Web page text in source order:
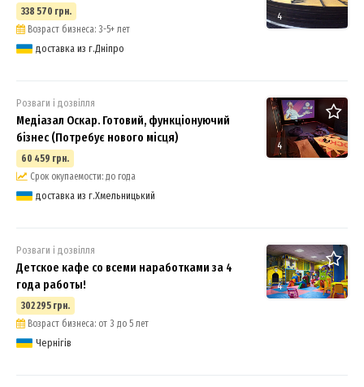
4
338 570 грн.
Возраст бизнеса: 3-5+ лет
доставка из г.Дніпро
4
Розваги і дозвілля
Медіазал Оскар. Готовий, функціонуючий
бізнес (Потребує нового місця)
60 459 грн.
Срок окупаемости: до года
доставка из г.Хмельницький
4
Розваги і дозвілля
Детское кафе со всеми наработками за 4
года работы!
302 295 грн.
Возраст бизнеса: от 3 до 5 лет
Чернігів